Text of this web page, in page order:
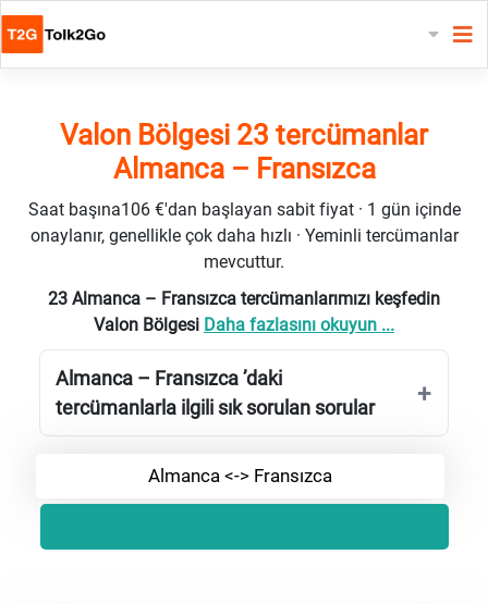
Valon Bölgesi 23 tercümanlar
Almanca – Fransızca
Saat başına106 €'dan başlayan sabit fiyat · 1 gün içinde
onaylanır, genellikle çok daha hızlı · Yeminli tercümanlar
mevcuttur.
23 Almanca – Fransızca tercümanlarımızı keşfedin
Valon Bölgesi Daha fazlasını okuyun ...
Almanca – Fransızca ’daki
tercümanlarla ilgili sık sorulan sorular
Almanca <-> Fransızca